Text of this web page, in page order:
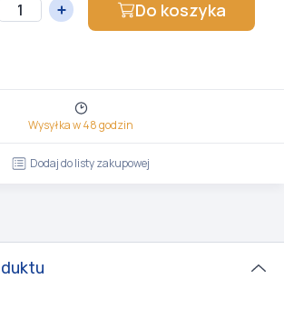
Do koszyka
Wysyłka w 48 godzin
Dodaj do listy zakupowej